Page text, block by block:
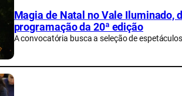
Magia de Natal no Vale Iluminado,
programação da 20ª edição
A convocatória busca a seleção de